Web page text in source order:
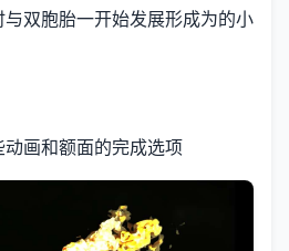
双胞胎一开始发展形成为的小
画和额面的完成选项